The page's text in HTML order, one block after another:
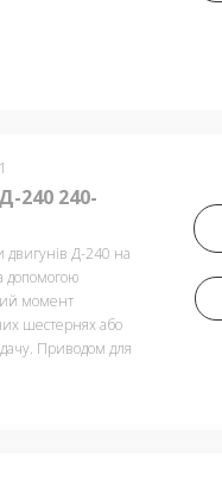
240 240-
двигунів Д-240 на
допомогою
момент
шестернях або
Приводом для